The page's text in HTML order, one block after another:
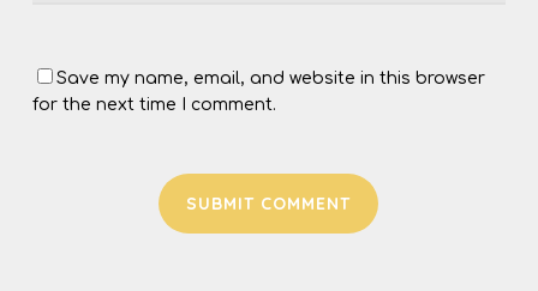
Save my name, email, and website in this browser
for the next time I comment.